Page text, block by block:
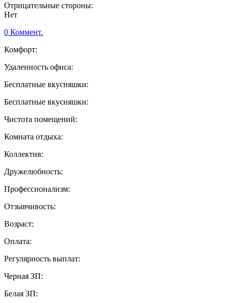
Отрицательные стороны:
Нет
0 Коммент.
Комфорт:
Удаленность офиса:
Бесплатные вкусняшки:
Бесплатные вкусняшки:
Чистота помещений:
Комната отдыха:
Коллектив:
Дружелюбность:
Профессионализм:
Отзывчивость:
Возраст:
Оплата:
Регулярность выплат:
Черная ЗП:
Белая ЗП: